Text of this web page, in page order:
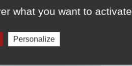
what you want to activate
Personalize